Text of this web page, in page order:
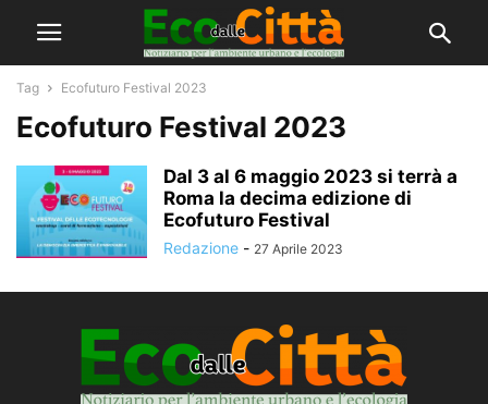
Tag Ecofuturo Festival 2023
Ecofuturo Festival 2023
Dal 3 al 6 maggio 2023 si terrà a
Roma la decima edizione di
Ecofuturo Festival
Redazione - 27 Aprile 2023